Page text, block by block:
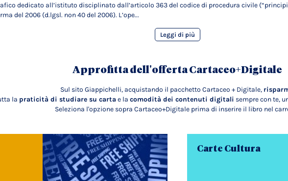
dedicato all’istituto disciplinato dall’articolo 363 del codice di procedura civile
del 2006 (d.lgsl. non 40 del 2006). L’ope...
Leggi di più
Approfitta dell'offerta Cartaceo+Digitale
Sul sito Giappichelli, acquistando il pacchetto Cartaceo + Digitale,
la praticità di studiare su carta e la comodità dei contenuti digitali sempre con te,
Seleziona l'opzione sopra Cartaceo+Digitale prima di inserire il libro nel
Carte Cultura